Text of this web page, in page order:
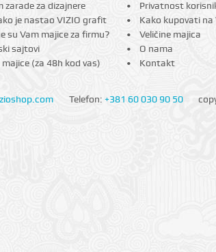
zarade za dizajnere
je nastao VIZIO grafit
su Vam majice za firmu?
sajtovi
majice (za 48h kod vas)
Privatnost
Kako kupovati na
Veličine majica
O nama
Kontakt
Telefon: +381 60 030 90 50